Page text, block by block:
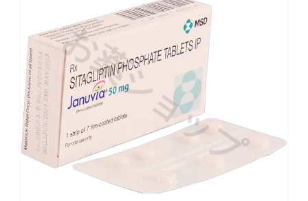
お薬ショップ